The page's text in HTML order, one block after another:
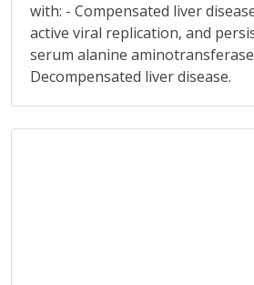
with: - Compensated liver
active viral replication, and
serum alanine aminotransferase
Decompensated liver disease.